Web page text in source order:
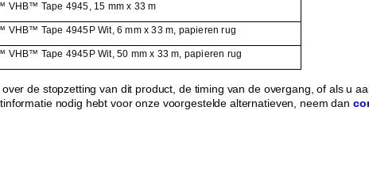
VHB™ Tape 4945, 15 mm x 33 m
VHB™ Tape 4945P Wit, 6 mm x 33 m, papieren rug
VHB™ Tape 4945P Wit, 50 mm x 33 m, papieren rug
de stopzetting van dit product, de timing van de overgang, of als u
nodig hebt voor onze voorgestelde alternatieven, neem dan